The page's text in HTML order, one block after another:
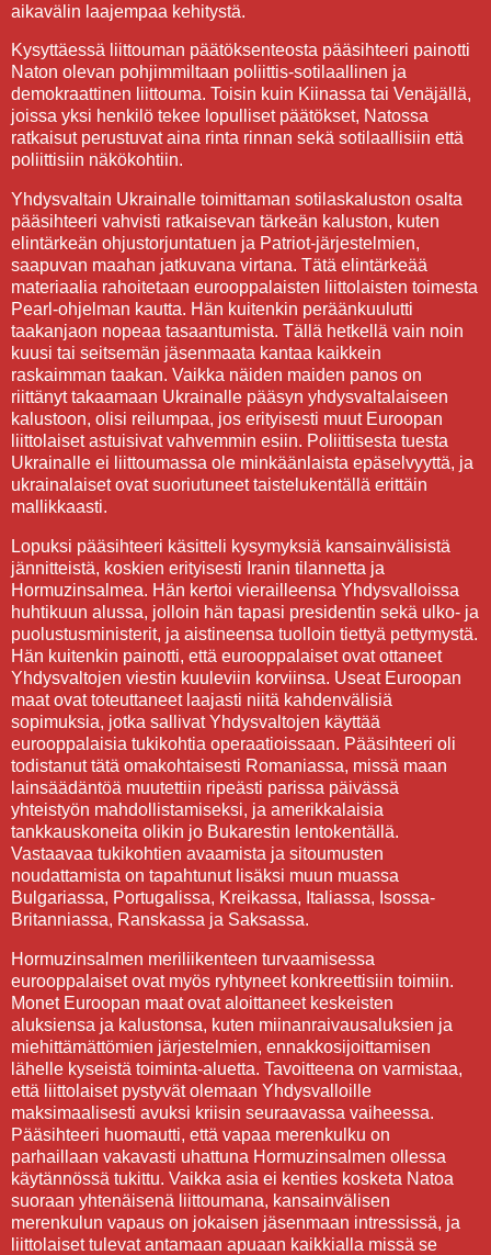
aikavälin laajempaa kehitystä.
Kysyttäessä liittouman päätöksenteosta pääsihteeri painotti
Naton olevan pohjimmiltaan poliittis-sotilaallinen ja
demokraattinen liittouma. Toisin kuin Kiinassa tai Venäjällä,
joissa yksi henkilö tekee lopulliset päätökset, Natossa
ratkaisut perustuvat aina rinta rinnan sekä sotilaallisiin että
poliittisiin näkökohtiin.
Yhdysvaltain Ukrainalle toimittaman sotilaskaluston osalta
pääsihteeri vahvisti ratkaisevan tärkeän kaluston, kuten
elintärkeän ohjustorjuntatuen ja Patriot-järjestelmien,
saapuvan maahan jatkuvana virtana. Tätä elintärkeää
materiaalia rahoitetaan eurooppalaisten liittolaisten toimesta
Pearl-ohjelman kautta. Hän kuitenkin peräänkuulutti
taakanjaon nopeaa tasaantumista. Tällä hetkellä vain noin
kuusi tai seitsemän jäsenmaata kantaa kaikkein
raskaimman taakan. Vaikka näiden maiden panos on
riittänyt takaamaan Ukrainalle pääsyn yhdysvaltalaiseen
kalustoon, olisi reilumpaa, jos erityisesti muut Euroopan
liittolaiset astuisivat vahvemmin esiin. Poliittisesta tuesta
Ukrainalle ei liittoumassa ole minkäänlaista epäselvyyttä, ja
ukrainalaiset ovat suoriutuneet taistelukentällä erittäin
mallikkaasti.
Lopuksi pääsihteeri käsitteli kysymyksiä kansainvälisistä
jännitteistä, koskien erityisesti Iranin tilannetta ja
Hormuzinsalmea. Hän kertoi vierailleensa Yhdysvalloissa
huhtikuun alussa, jolloin hän tapasi presidentin sekä ulko- ja
puolustusministerit, ja aistineensa tuolloin tiettyä pettymystä.
Hän kuitenkin painotti, että eurooppalaiset ovat ottaneet
Yhdysvaltojen viestin kuuleviin korviinsa. Useat Euroopan
maat ovat toteuttaneet laajasti niitä kahdenvälisiä
sopimuksia, jotka sallivat Yhdysvaltojen käyttää
eurooppalaisia tukikohtia operaatioissaan. Pääsihteeri oli
todistanut tätä omakohtaisesti Romaniassa, missä maan
lainsäädäntöä muutettiin ripeästi parissa päivässä
yhteistyön mahdollistamiseksi, ja amerikkalaisia
tankkauskoneita olikin jo Bukarestin lentokentällä.
Vastaavaa tukikohtien avaamista ja sitoumusten
noudattamista on tapahtunut lisäksi muun muassa
Bulgariassa, Portugalissa, Kreikassa, Italiassa, Isossa-
Britanniassa, Ranskassa ja Saksassa.
Hormuzinsalmen meriliikenteen turvaamisessa
eurooppalaiset ovat myös ryhtyneet konkreettisiin toimiin.
Monet Euroopan maat ovat aloittaneet keskeisten
aluksiensa ja kalustonsa, kuten miinanraivausaluksien ja
miehittämättömien järjestelmien, ennakkosijoittamisen
lähelle kyseistä toiminta-aluetta. Tavoitteena on varmistaa,
että liittolaiset pystyvät olemaan Yhdysvalloille
maksimaalisesti avuksi kriisin seuraavassa vaiheessa.
Pääsihteeri huomautti, että vapaa merenkulku on
parhaillaan vakavasti uhattuna Hormuzinsalmen ollessa
käytännössä tukittu. Vaikka asia ei kenties kosketa Natoa
suoraan yhtenäisenä liittoumana, kansainvälisen
merenkulun vapaus on jokaisen jäsenmaan intressissä, ja
liittolaiset tulevat antamaan apuaan kaikkialla missä se